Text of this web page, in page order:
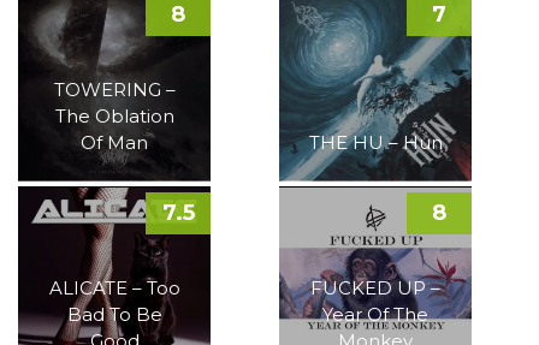
TOWERING –
The Oblation
Of Man
8
THE HU – Hun
7
ALICATE – Too
Bad To Be
7.5
FUCKED UP –
Year Of The
8